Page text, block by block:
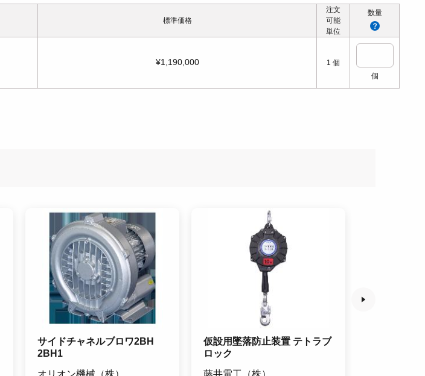
標準価格
注文
可能
単位
数量
¥1,190,000 1 個
個
サイドチャネルブロワ2BH
2BH1
オリオン機械（株）
仮設用墜落防止装置 テトラブ
ロック
藤井電工（株）